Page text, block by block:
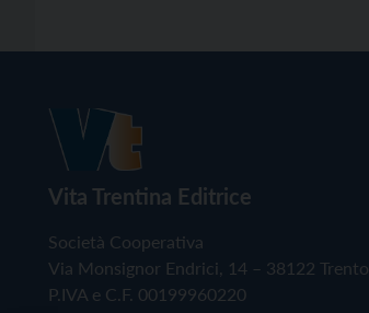
Vita Trentina Editrice
Società Cooperativa
Via Monsignor Endrici, 14 – 38122 Trento
P.IVA e C.F. 00199960220